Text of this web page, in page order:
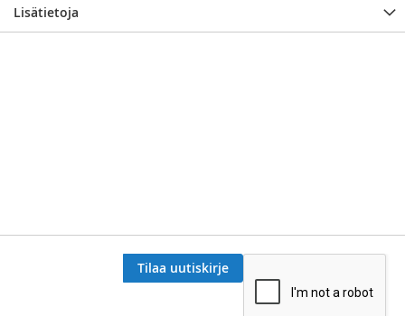
Lisätietoja
Tilaa uutiskirje